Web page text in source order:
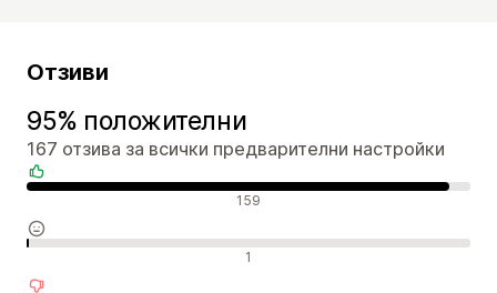
Отзиви
95% положителни
167 отзива за всички предварителни настройки
Положителни отзиви 159
Неутрални отзиви 1